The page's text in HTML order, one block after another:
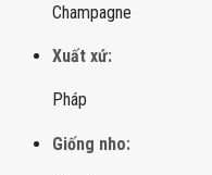
Champagne
Xuất xứ:
Pháp
Giống nho: